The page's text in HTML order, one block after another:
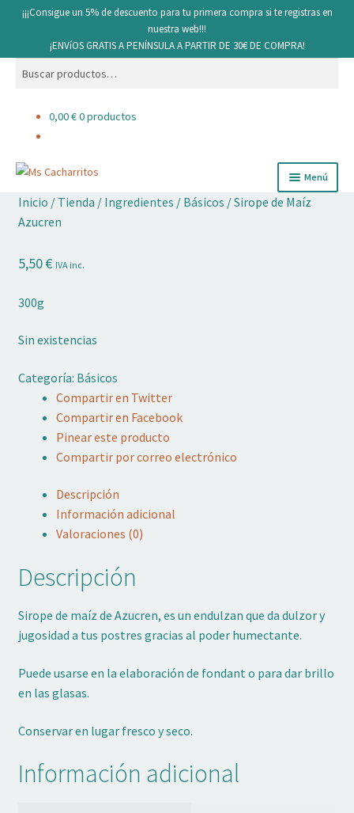
¡¡¡Consigue un 5% de descuento para tu primera compra si te registras en
nuestra web!!!
¡ENVíOS GRATIS A PENÍNSULA A PARTIR DE 30€ DE COMPRA!
0,00€0 productos
Ir
la
navegación
Ir
contenido
Menú
Cacharritos y Utensilios
Lista de deseos
Blog de Repostería
Inicio / Tienda / Ingredientes / Básicos /Sirope de Maíz
Azucren
5,50€ IVA inc.
300g
Sin existencias
Categoría: Básicos
Compartir en Twitter
Compartir en Facebook
Pinear este producto
Compartir por correo electrónico
Descripción
Información adicional
Valoraciones (0)
Descripción
Sirope de maíz de Azucren, es un endulzan que da dulzor y
jugosidad a tus postres gracias al poder humectante.
Puede usarse en la elaboración de fondant o para dar brillo
en las glasas.
Conservar en lugar fresco y seco.
Información adicional